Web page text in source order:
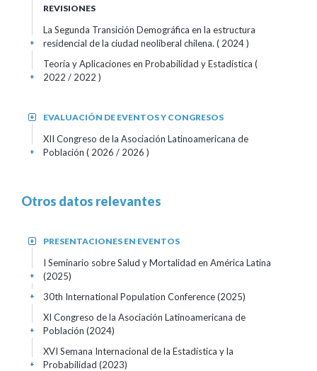
REVISIONES
La Segunda Transición Demográfica en la estructura
residencial de la ciudad neoliberal chilena. ( 2024 )
+
Teoría y Aplicaciones en Probabilidad y Estadística (
2022 / 2022 )
+
EVALUACIÓN DE EVENTOS Y CONGRESOS
+
XII Congreso de la Asociación Latinoamericana de
Población ( 2026 / 2026 )
+
Otros datos relevantes
PRESENTACIONES EN EVENTOS
+
I Seminario sobre Salud y Mortalidad en América Latina
(2025)
+
30th International Population Conference(2025)
+
XI Congreso de la Asociación Latinoamericana de
Población (2024)
+
XVI Semana Internacional de la Estadística y la
Probabilidad (2023)
+